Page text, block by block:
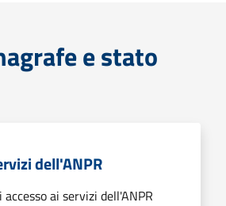
e stato
dell'ANPR
ai servizi dell'ANPR